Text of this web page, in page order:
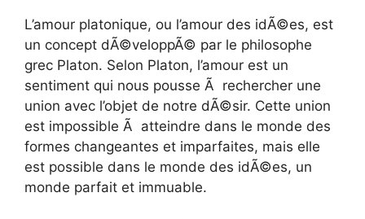
L’amour platonique, ou l’amour des idÃ©es, est
un concept dÃ©veloppÃ© par le philosophe
grec Platon. Selon Platon, l’amour est un
sentiment qui nous pousse Ã rechercher une
union avec l’objet de notre dÃ©sir. Cette union
est impossible Ã atteindre dans le monde des
formes changeantes et imparfaites, mais elle
est possible dans le monde des idÃ©es, un
monde parfait et immuable.